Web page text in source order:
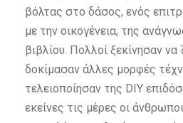
βόλτας στο δάσος, ενός
με την οικογένεια, της
βιβλίου. Πολλοί ξεκίνησαν
δοκίμασαν άλλες μορφές
τελειοποίησαν της DIY
εκείνες τις μέρες οι